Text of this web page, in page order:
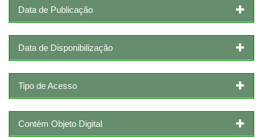
Data de Publicação
Data de Disponibilização
Tipo de Acesso
Contém Objeto Digital